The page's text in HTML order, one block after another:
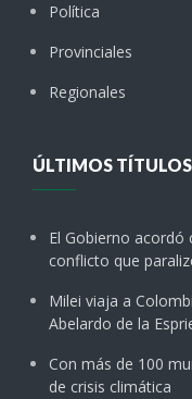
Política
Provinciales
Regionales
ÚLTIMOS TÍTULOS
El Gobierno
conflicto que
Milei viaja a
Abelardo de la
Con más de 100
de crisis climática